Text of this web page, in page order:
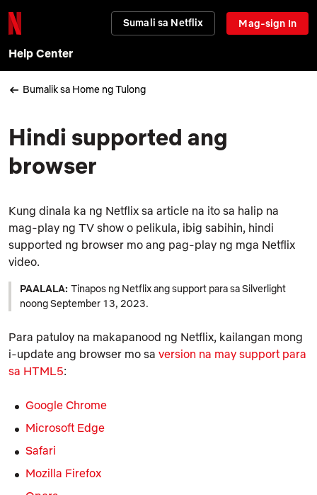
Sumali sa Netflix Mag-sign In
Help Center
Bumalik sa Home ng Tulong
Hindi supported ang
browser
Kung dinala ka ng Netflix sa article na ito sa halip na
mag-play ng TV show o pelikula, ibig sabihin, hindi
supported ng browser mo ang pag-play ng mga Netflix
video.
PAALALA: Tinapos ng Netflix ang support para sa Silverlight
noong September 13, 2023.
Para patuloy na makapanood ng Netflix, kailangan mong
i-update ang browser mo sa version na may support para
sa HTML5:
Google Chrome
Microsoft Edge
Safari
Mozilla Firefox